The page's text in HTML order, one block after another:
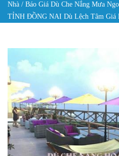
Bạn đang ở đây
Nhà / Báo Giá Dù Che Nắng Mưa
TỈNH ĐỒNG NAI Dù Lệch Tâm Giá